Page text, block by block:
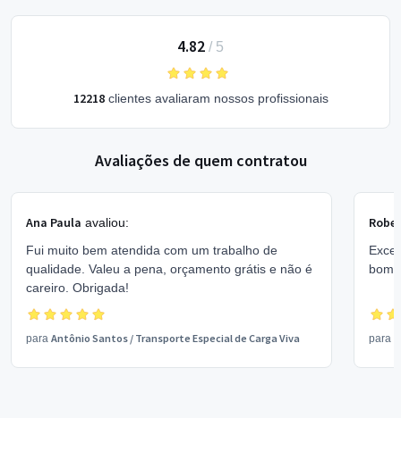
4.82 / 5
12218clientes avaliaram nossos profissionais
Avaliações de quem contratou
Ana Paula avaliou:
Fui muito bem atendida com um trabalho de
qualidade. Valeu a pena, orçamento grátis e não é
careiro. Obrigada!
para Antônio Santos / Transporte Especial de Carga Viva
bom
para